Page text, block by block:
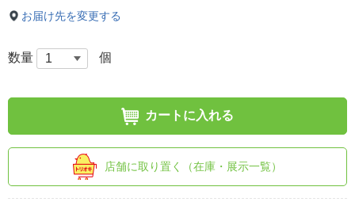
お届け先を変更する
数量 個
カートに入れる
店舗に取り置く（在庫・展示一覧）